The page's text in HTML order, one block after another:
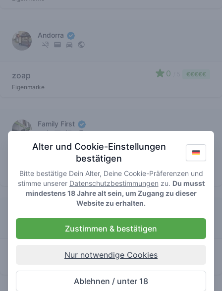
Andorra
zoap
Eigenmarke
0 €€€€€
Family First
Eigenmarke
€€€€€
Alter und Cookie-Einstellungen
bestätigen
Bitte bestätige Dein Alter, Deine Cookie-Präferenzen und
stimme unserer Datenschutzbestimmungen zu. Du musst
mindestens 18 Jahre alt sein, um Zugang zu dieser
Website zu erhalten.
Zustimmen & bestätigen
Nur notwendige Cookies
Ablehnen / unter 18